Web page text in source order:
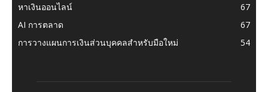
หาเงินออนไลน์
67
AI การตลาด
67
การวางแผนการเงินส่วนบุคคลสำหรับมือใหม่
54